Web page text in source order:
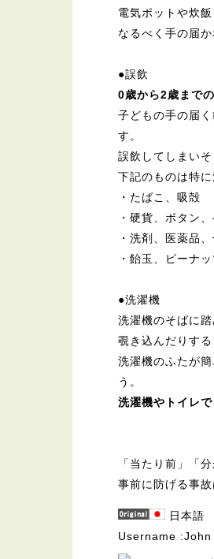
電気ポットや炊
なるべく手の届
●誤飲
0歳から2歳まで
子どもの手の届
す。
誤飲してしまい
下記のものは特に
・たばこ、吸殻
・硬貨、ボタン
・洗剤、医薬品
・飴玉、ピーナッ
●洗濯機
洗濯機のそばに
覗き込んだりする
洗濯機のふたが
う。
洗濯機やトイレ
「当たり前」「
事前に防げる事
日本語
Username
John